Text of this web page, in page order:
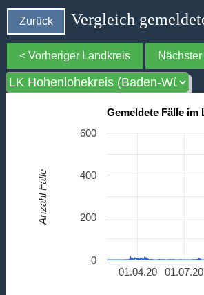
Zurück Vergleich
< Vorheriger Landkreis
Gemeldete Fälle
01.04.20 01.07.20
0
200
400
600
Anzahl Fälle